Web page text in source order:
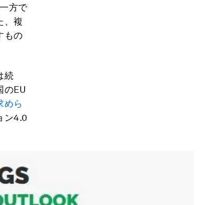
方で
、複
もの
続
のEU
めら
ン4.0